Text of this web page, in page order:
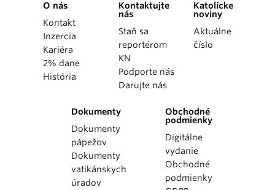
O nás
Kontakt
Inzercia
Kariéra
2% dane
História
Kontaktujte
nás
Staň sa
reportérom
KN
Podporte nás
Darujte nás
Katolícke
noviny
Aktuálne
číslo
Dokumenty
Dokumenty
pápežov
Dokumenty
vatikánskych
úradov
Obchodné
podmienky
Digitálne
vydanie
Obchodné
podmienky